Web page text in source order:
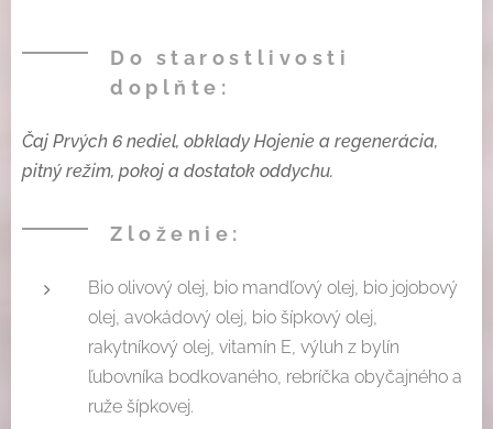
Do starostlivosti
doplňte:
Čaj Prvých 6 nediel, obklady Hojenie a regenerácia,
pitný režim, pokoj a dostatok oddychu.
Zloženie:
Bio olivový olej, bio mandľový olej, bio jojobový
olej, avokádový olej, bio šípkový olej,
rakytníkový olej, vitamín E, výluh z bylín
ľubovníka bodkovaného, rebríčka obyčajného a
ruže šípkovej.